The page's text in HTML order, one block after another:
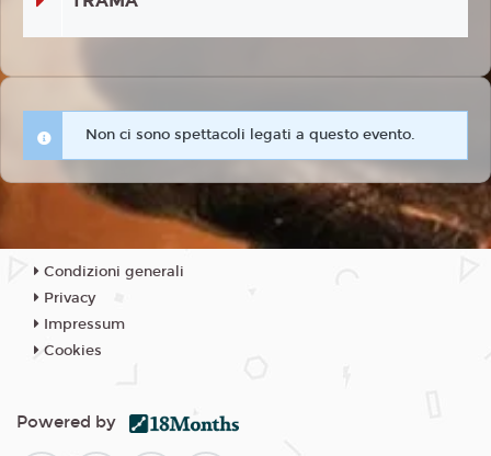
Non ci sono spettacoli legati a questo evento.
Condizioni generali
Privacy
Impressum
Cookies
Powered by